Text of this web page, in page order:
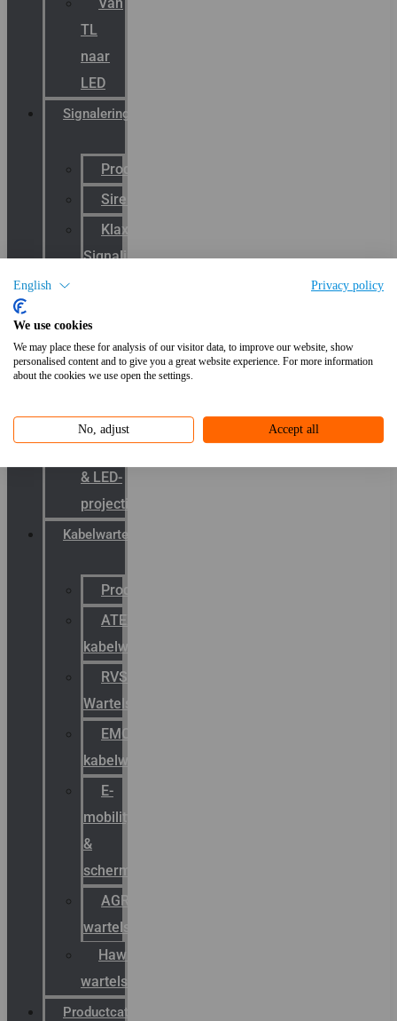
English Privacy policy
We use cookies
We may place these for analysis of our visitor data, to improve our website, show
personalised content and to give you a great website experience. For more information
about the cookies we use open the settings.
No, adjust Accept all
TL
naar
LED
Signalering
Productcatalogus
Sirena
Klaxon
Signaling
Signals
Wide
systemen
& LED-
projectie
Kabelwartels
Productcatalogus
ATEX
kabelwartels
RVS
Wartels
EMC
kabelwartels
E-
mobility
&
schermstromen
AGRO
wartels
Hawke
wartels
Productcatalogus